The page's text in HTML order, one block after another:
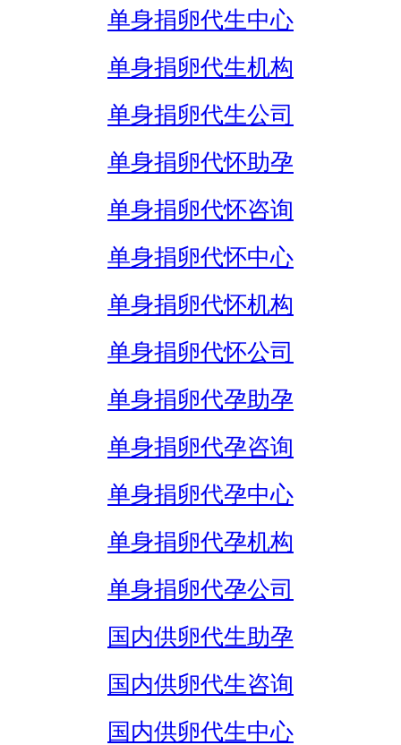
单身捐卵代生中心
单身捐卵代生机构
单身捐卵代生公司
单身捐卵代怀助孕
单身捐卵代怀咨询
单身捐卵代怀中心
单身捐卵代怀机构
单身捐卵代怀公司
单身捐卵代孕助孕
单身捐卵代孕咨询
单身捐卵代孕中心
单身捐卵代孕机构
单身捐卵代孕公司
国内供卵代生助孕
国内供卵代生咨询
国内供卵代生中心